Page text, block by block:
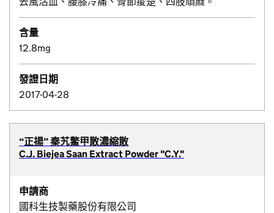
含量
12.8mg
發證日期
2017-04-28
“正揚” 秦艽鱉甲散濃縮散
C.J. Biejea Saan Extract Powder "C.Y."
申請商
國科生技製藥股份有限公司